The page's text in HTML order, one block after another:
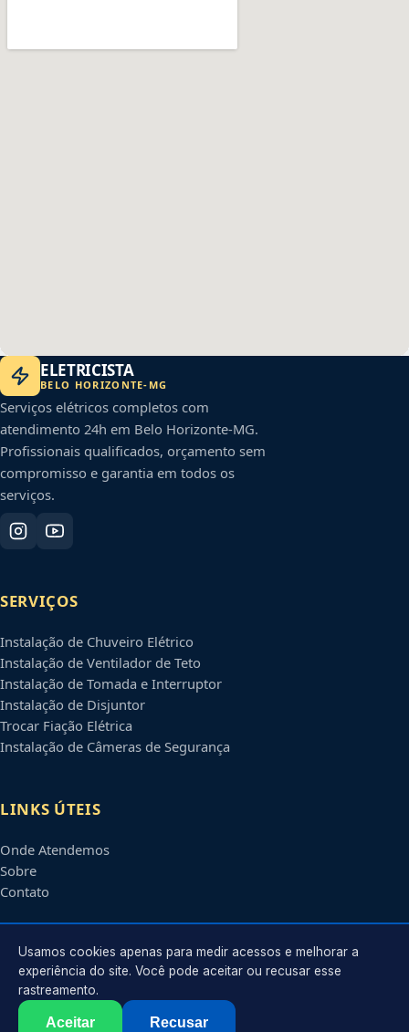
ELETRICISTA
BELO HORIZONTE- MG
Serviços elétricos completos com
atendimento 24h em Belo Horizonte-MG.
Profissionais qualificados, orçamento sem
compromisso e garantia em todos os
serviços.
SERVIÇOS
Instalação de Chuveiro Elétrico
Instalação de Ventilador de Teto
Instalação de Tomada e Interruptor
Instalação de Disjuntor
Trocar Fiação Elétrica
Instalação de Câmeras de Segurança
LINKS ÚTEIS
Onde Atendemos
Sobre
Contato
CONTATO
Atendimento em
contato@eletricistabelohorizonte.com.br
Usamos cookies apenas para medir acessos e melhorar a
experiência do site. Você pode aceitar ou recusar esse
rastreamento.
Aceitar Recusar